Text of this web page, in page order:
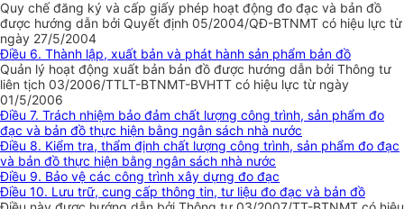
Quy chế đăng ký và cấp giấy phép hoạt động đo đạc và bản đồ
được hướng dẫn bởi Quyết định 05/2004/QĐ-BTNMT có hiệu lực từ
ngày 27/5/2004
Điều 6. Thành lập, xuất bản và phát hành sản phẩm bản đồ
Quản lý hoạt động xuất bản bản đồ được hướng dẫn bởi Thông tư
liên tịch 03/2006/TTLT-BTNMT-BVHTT có hiệu lực từ ngày
01/5/2006
Điều 7. Trách nhiệm bảo đảm chất lượng công trình, sản phẩm đo
đạc và bản đồ thực hiện bằng ngân sách nhà nước
Điều 8. Kiểm tra, thẩm định chất lượng công trình, sản phẩm đo đạc
và bản đồ thực hiện bằng ngân sách nhà nước
Điều 9. Bảo vệ các công trình xây dựng đo đạc
Điều 10. Lưu trữ, cung cấp thông tin, tư liệu đo đạc và bản đồ